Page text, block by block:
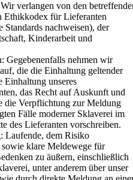
verlangen von den
Ethikkodex für Lieferanten
nachweisen), der
Kinderarbeit und
Gegebenenfalls nehmen wir
die die Einhaltung geltender
Einhaltung unseres
das Recht auf Auskunft und
die Verpflichtung zur Meldung
Fälle moderner Sklaverei im
des Lieferanten vorschreiben.
Laufende, dem Risiko
sowie klare Meldewege für
zu äußern, einschließlich
unter anderem über unser